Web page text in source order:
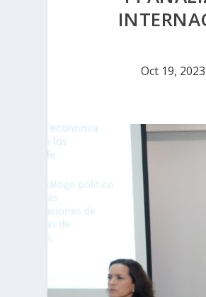
Oct 19, 2023